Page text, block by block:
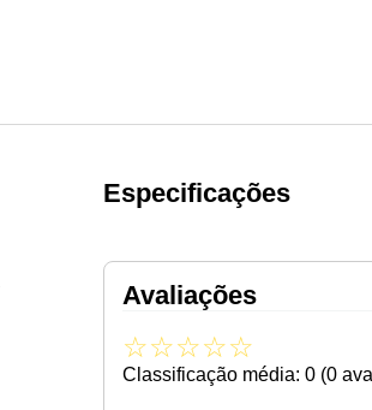
Especificações
Avaliações
☆☆☆☆☆
Classificação média: 0 (0